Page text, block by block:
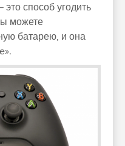
способ угодить
можете
батарею, и она